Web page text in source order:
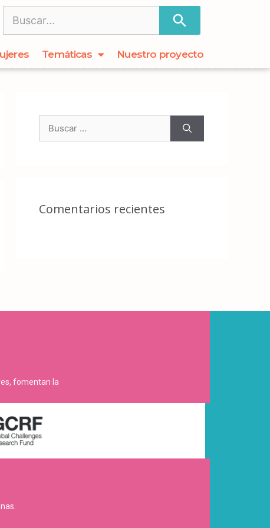
Temáticas Nuestro proyecto
Comentarios recientes
fomentan la